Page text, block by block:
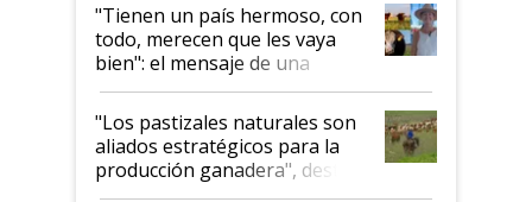
"Tienen un país hermoso, con
todo, merecen que les vaya
bien": el mensaje de una
ganadera uruguaya sobre las
oportunidades que se abren
para el agro en Argentina, con
foco en la carne
"Los pastizales naturales son
aliados estratégicos para la
producción ganadera", destaca
la iniciativa que ya reúne a 46